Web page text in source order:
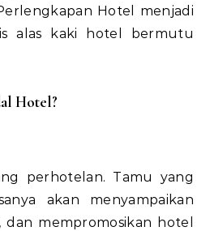
Hotel menjadi
alas kaki hotel bermutu
Hotel?
perhotelan. Tamu yang
akan menyampaikan
mempromosikan hotel